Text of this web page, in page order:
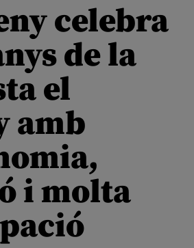
celebra
de la
el
amb
i molta